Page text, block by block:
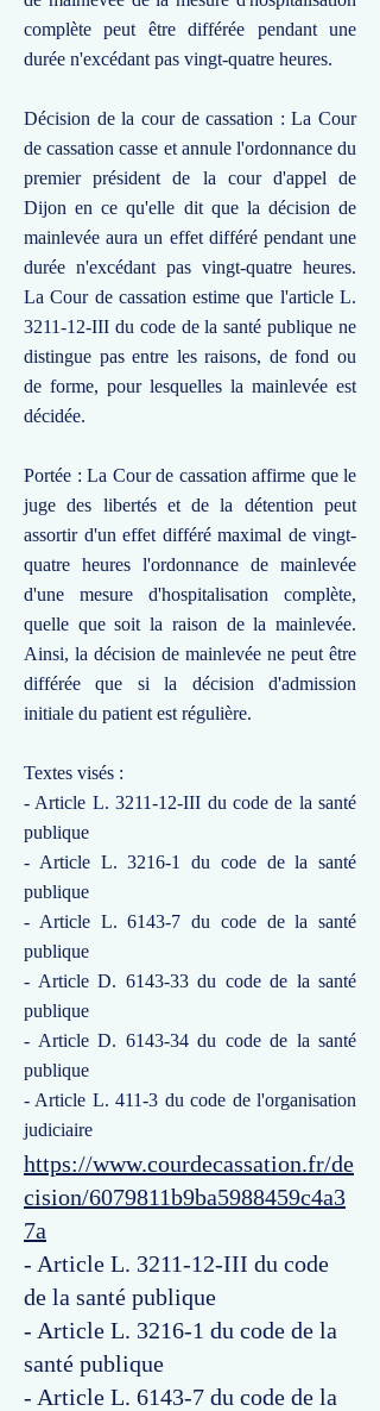
complète peut être différée pendant une
durée n'excédant pas vingt-quatre heures.
Décision de la cour de cassation : La Cour
de cassation casse et annule l'ordonnance du
premier président de la cour d'appel de
Dijon en ce qu'elle dit que la décision de
mainlevée aura un effet différé pendant une
durée n'excédant pas vingt-quatre heures.
La Cour de cassation estime que l'article L.
3211-12-III du code de la santé publique ne
distingue pas entre les raisons, de fond ou
de forme, pour lesquelles la mainlevée est
décidée.
Portée : La Cour de cassation affirme que le
juge des libertés et de la détention peut
assortir d'un effet différé maximal de vingt-
quatre heures l'ordonnance de mainlevée
d'une mesure d'hospitalisation complète,
quelle que soit la raison de la mainlevée.
Ainsi, la décision de mainlevée ne peut être
différée que si la décision d'admission
initiale du patient est régulière.
Textes visés :
- Article L. 3211-12-III du code de la santé
publique
- Article L. 3216-1 du code de la santé
publique
- Article L. 6143-7 du code de la santé
publique
- Article D. 6143-33 du code de la santé
publique
- Article D. 6143-34 du code de la santé
publique
- Article L. 411-3 du code de l'organisation
judiciaire
https://www.courdecassation.fr/de
cision/6079811b9ba5988459c4a3
7a
- Article L. 3211-12-III du code
de la santé publique
- Article L. 3216-1 du code de la
santé publique
- Article L. 6143-7 du code de la